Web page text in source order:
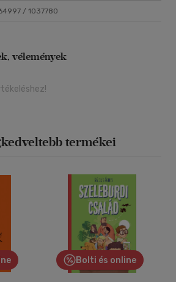
/ 1037780
vélemények
termékei
Bolti és online